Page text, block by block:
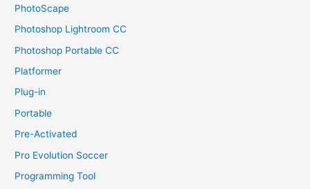
PhotoScape
Photoshop Lightroom CC
Photoshop Portable CC
Platformer
Plug-in
Portable
Pre-Activated
Pro Evolution Soccer
Programming Tool